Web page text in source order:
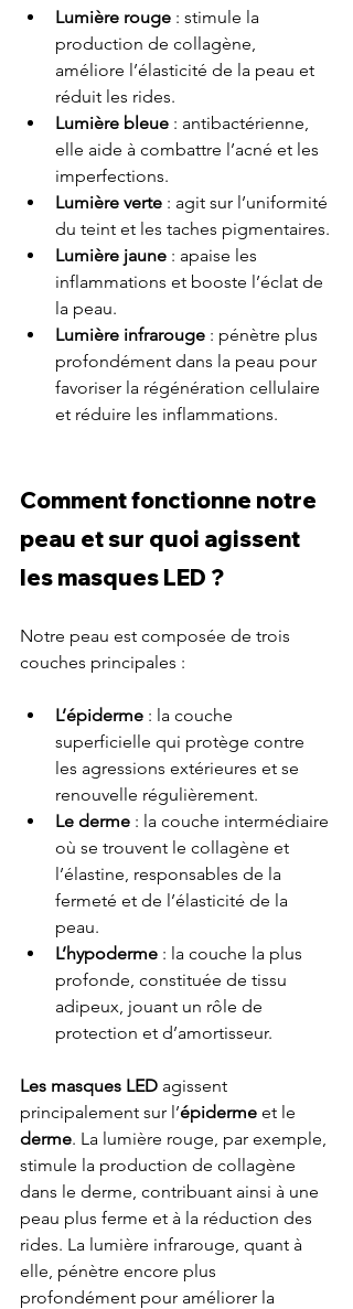
Lumière rouge : stimule la
production de collagène,
améliore l’élasticité de la peau et
réduit les rides.
Lumière bleue : antibactérienne,
elle aide à combattre l’acné et les
imperfections.
Lumière verte : agit sur l’uniformité
du teint et les taches pigmentaires.
Lumière jaune : apaise les
inflammations et booste l’éclat de
la peau.
Lumière infrarouge : pénètre plus
profondément dans la peau pour
favoriser la régénération cellulaire
et réduire les inflammations.
Comment fonctionne notre
peau et sur quoi agissent
les masques LED ?
Notre peau est composée de trois
couches principales :
L’épiderme : la couche
superficielle qui protège contre
les agressions extérieures et se
renouvelle régulièrement.
Le derme : la couche intermédiaire
où se trouvent le collagène et
l’élastine, responsables de la
fermeté et de l’élasticité de la
peau.
L’hypoderme : la couche la plus
profonde, constituée de tissu
adipeux, jouant un rôle de
protection et d’amortisseur.
Les masques LED agissent
principalement sur l’épiderme et le
derme. La lumière rouge, par exemple,
stimule la production de collagène
dans le derme, contribuant ainsi à une
peau plus ferme et à la réduction des
rides. La lumière infrarouge, quant à
elle, pénètre encore plus
profondément pour améliorer la